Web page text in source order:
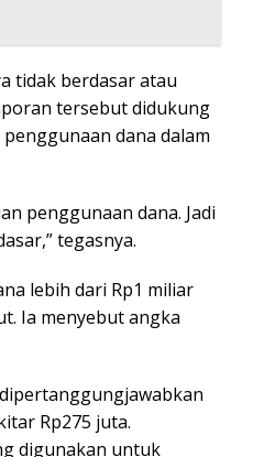
tidak berdasar atau
tersebut didukung
dana dalam
penggunaan dana. Jadi
tegasnya.
lebih dari Rp1 miliar
Ia menyebut angka
Rp275 juta.
digunakan untuk